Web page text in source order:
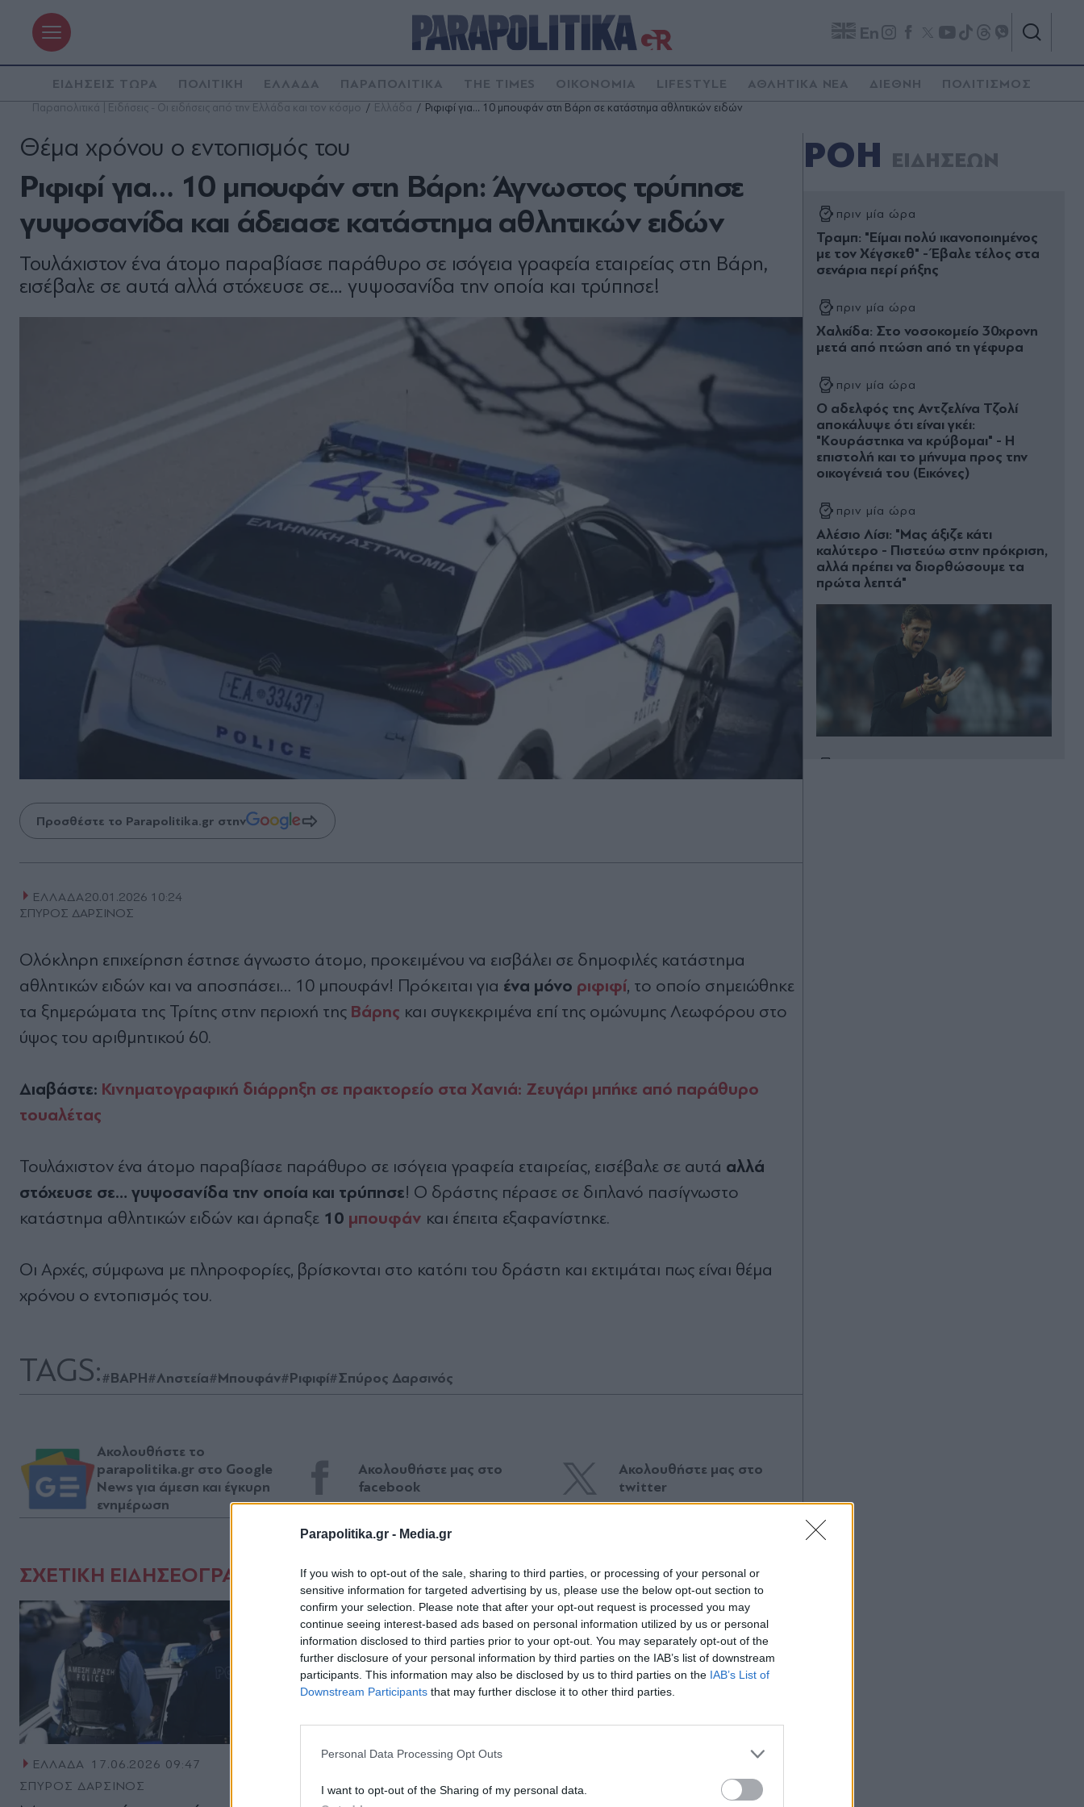
Parapolitika.gr - Media.gr
If you wish to opt-out of the sale, sharing to third parties, or processing of your personal or
sensitive information for targeted advertising by us, please use the below opt-out section to
confirm your selection. Please note that after your opt-out request is processed you may
continue seeing interest-based ads based on personal information utilized by us or personal
information disclosed to third parties prior to your opt-out. You may separately opt-out of the
further disclosure of your personal information by third parties on the IAB’s list of downstream
participants. This information may also be disclosed by us to third parties on the IAB’s List of
Downstream Participants that may further disclose it to other third parties.
Personal Data Processing Opt Outs
I want to opt-out of the Sharing of my personal data.
En
ΕΙΔΗΣΕΙΣ ΤΩΡΑ ΠΟΛΙΤΙΚΗ ΕΛΛΑΔΑ ΠΑΡΑΠΟΛΙΤΙΚΑ THE TIMES ΟΙΚΟΝΟΜΙΑ LIFESTYLE ΑΘΛΗΤΙΚΑ ΝΕΑ ΔΙΕΘΝΗ ΠΟΛΙΤΙΣΜΟΣ
Παραπολιτικά | Ειδήσεις - Οι ειδήσεις από την Ελλάδα και τον κόσμο Ελλάδα Ριφιφί για… 10 μπουφάν στη Βάρη σε κατάστημα αθλητικών ειδών
Ριφιφί για… 10 μπουφάν στη Βάρη: Άγνωστος τρύπησε
γυψοσανίδα και άδειασε κατάστημα αθλητικών ειδών
Θέμα χρόνου ο εντοπισμός του
Τουλάχιστον ένα άτομο παραβίασε παράθυρο σε ισόγεια γραφεία εταιρείας στη Βάρη,
εισέβαλε σε αυτά αλλά στόχευσε σε… γυψοσανίδα την οποία και τρύπησε!
Προσθέστε το Parapolitika.gr στην
ΕΛΛΑΔΑ20.01.2026 10:24
ΣΠΥΡΟΣ ΔΑΡΣΙΝΟΣ
Ολόκληρη επιχείρηση έστησε άγνωστο άτομο, προκειμένου να εισβάλει σε δημοφιλές κατάστημα
αθλητικών ειδών και να αποσπάσει… 10 μπουφάν! Πρόκειται για ένα μόνο ριφιφί, το οποίο σημειώθηκε
τα ξημερώματα της Τρίτης στην περιοχή της Βάρης και συγκεκριμένα επί της ομώνυμης Λεωφόρου στο
ύψος του αριθμητικού 60.
Διαβάστε: Κινηματογραφική διάρρηξη σε πρακτορείο στα Χανιά: Ζευγάρι μπήκε από παράθυρο
τουαλέτας
Τουλάχιστον ένα άτομο παραβίασε παράθυρο σε ισόγεια γραφεία εταιρείας, εισέβαλε σε αυτά αλλά
στόχευσε σε… γυψοσανίδα την οποία και τρύπησε! Ο δράστης πέρασε σε διπλανό πασίγνωστο
κατάστημα αθλητικών ειδών και άρπαξε 10 μπουφάν και έπειτα εξαφανίστηκε.
Οι Αρχές, σύμφωνα με πληροφορίες, βρίσκονται στο κατόπι του δράστη και εκτιμάται πως είναι θέμα
χρόνου ο εντοπισμός του.
TAGS:#ΒΑΡΗ#Ληστεία#Μπουφάν#Ριφιφί#Σπύρος Δαρσινός
Ακολουθήστε το
parapolitika.gr στο Google
News για άμεση και έγκυρη
ενημέρωση
Ακολουθήστε μας στο
facebook
Ακολουθήστε μας στο
twitter
ΣΧΕΤΙΚΗ ΕΙΔΗΣΕΟΓΡΑΦΙΑ
ΕΛΛΑΔΑ 17.06.2026 09:47
ΣΠΥΡΟΣ ΔΑΡΣΙΝΟΣ
16.06.2026 13:22
ΣΠΥΡΟΣ ΔΑΡΣΙΝΟΣ
ΣΠΥΡΟΣ ΔΑΡΣΙΝΟΣ
ΡΟΗ ΕΙΔΗΣΕΩΝ
πριν μία ώρα
Τραμπ: "Είμαι πολύ ικανοποιημένος
με τον Χέγσκεθ" - Έβαλε τέλος στα
σενάρια περί ρήξης
πριν μία ώρα
Χαλκίδα: Στο νοσοκομείο 30χρονη
μετά από πτώση από τη γέφυρα
πριν μία ώρα
Ο αδελφός της Αντζελίνα Τζολί
αποκάλυψε ότι είναι γκέι:
"Κουράστηκα να κρύβομαι" - Η
επιστολή και το μήνυμα προς την
οικογένειά του (Εικόνες)
πριν μία ώρα
Αλέσιο Λίσι: "Μας άξιζε κάτι
καλύτερο - Πιστεύω στην πρόκριση,
αλλά πρέπει να διορθώσουμε τα
πρώτα λεπτά"
newsletter